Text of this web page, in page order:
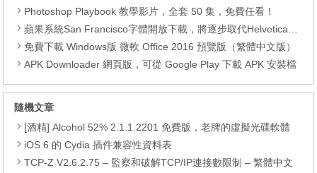
Photoshop Playbook 教學影片，全套 50 集，免費任看！
蘋果系統San Francisco字體開放下載，將逐步取代Helvetica Neue字體
免費下載 Windows版 微軟 Office 2016 預覽版（繁體中文版）
APK Downloader 網頁版，可從 Google Play 下載 APK 安裝檔
隨機文章
[酒精] Alcohol 52% 2.1.1.2201 免費版，老牌的虛擬光碟軟體
iOS 6 的 Cydia 插件兼容性資料表
TCP-Z V2.6.2.75 – 監察和破解TCP/IP連接數限制 – 繁體中文